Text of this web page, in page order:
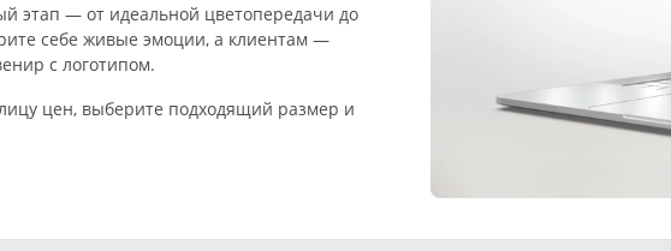
этап — от идеальной цветопередачи до
себе живые эмоции, а клиентам —
с логотипом.
цен, выберите подходящий размер и